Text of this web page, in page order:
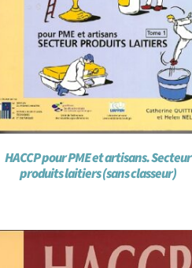
HACCP pour PME et artisans. Secteur
produits laitiers (sans classeur)